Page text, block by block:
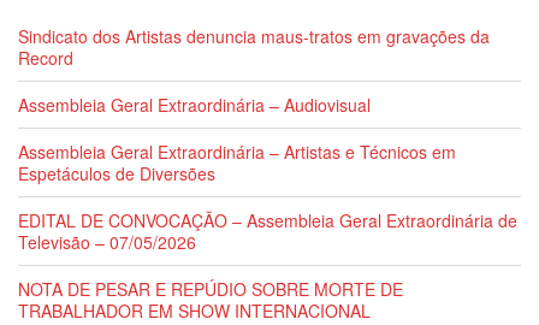
Sindicato dos Artistas denuncia maus-tratos em gravações da
Record
Assembleia Geral Extraordinária – Audiovisual
Assembleia Geral Extraordinária – Artistas e Técnicos em
Espetáculos de Diversões
EDITAL DE CONVOCAÇÃO – Assembleia Geral Extraordinária de
Televisão – 07/05/2026
NOTA DE PESAR E REPÚDIO SOBRE MORTE DE
TRABALHADOR EM SHOW INTERNACIONAL